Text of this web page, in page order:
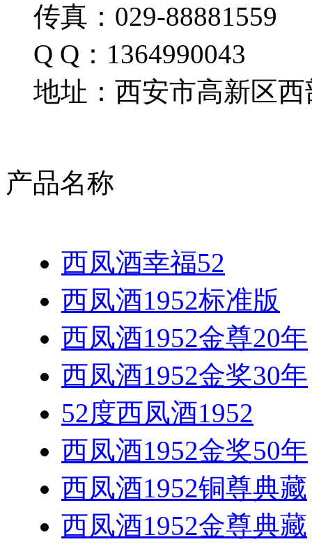
传真：029-88881559
Q Q：1364990043
地址：西安市高新区西
产品名称
西凤酒幸福52
西凤酒1952标准版
西凤酒1952金尊20年
西凤酒1952金奖30年
52度西凤酒1952
西凤酒1952金奖50年
西凤酒1952铜尊典藏
西凤酒1952金尊典藏